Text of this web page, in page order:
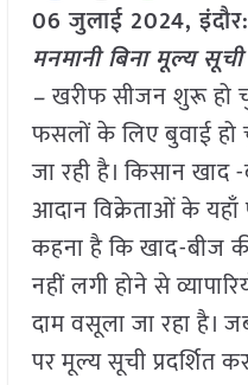
06 जुलाई 2024, इंदौर:
मनमानी बिना मूल्य
–खरीफ सीजन शुरू हो
फसलों के लिए बुवाई हो
जा रही है। किसान
आदान विक्रेताओं के यहाँ
कहना है कि खाद-बीज
नहीं लगी होने से
दाम वसूला जा रहा है।
पर मूल्य सूची प्रदर्शित